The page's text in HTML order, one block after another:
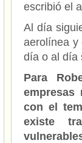
escribió el
Al día
aerolínea y
día o al día
Para
empresas
con el
existe